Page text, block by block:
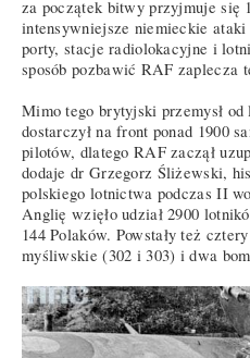
za początek bitwy przyjmuje się
intensywniejsze niemieckie
porty, stacje radiolokacyjne i
sposób pozbawić RAF zaplecza
Mimo tego brytyjski przemysł
dostarczył na front ponad 1900
pilotów, dlatego RAF zaczął
dodaje dr Grzegorz Śliżewski,
polskiego lotnictwa podczas II
Anglię wzięło udział 2900
144 Polaków. Powstały też
myśliwskie (302 i 303) i dwa